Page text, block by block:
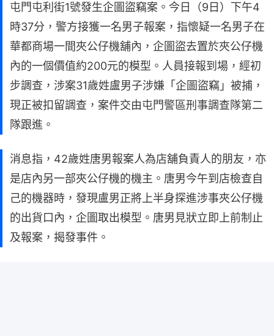
屯門屯利街1號發生企圖盜竊案。今日（9日）下午4
時37分，警方接獲一名男子報案，指懷疑一名男子在
華都商場一間夾公仔機舖內，企圖盜去置於夾公仔機
內的一個價值約200元的模型。人員接報到場，經初
步調查，涉案31歲姓盧男子涉嫌「企圖盜竊」被捕，
現正被扣留調查，案件交由屯門警區刑事調查隊第二
隊跟進。
消息指，42歲姓唐男報案人為店舖負責人的朋友，亦
是店內另一部夾公仔機的機主。唐男今午到店檢查自
己的機器時，發現盧男正將上半身探進涉事夾公仔機
的出貨口內，企圖取出模型。唐男見狀立即上前制止
及報案，揭發事件。